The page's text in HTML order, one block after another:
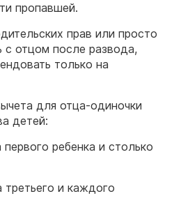
пропавшей.
прав или просто
с отцом после развода,
только на
для отца-одиночки
детей:
ребенка и столько
и каждого